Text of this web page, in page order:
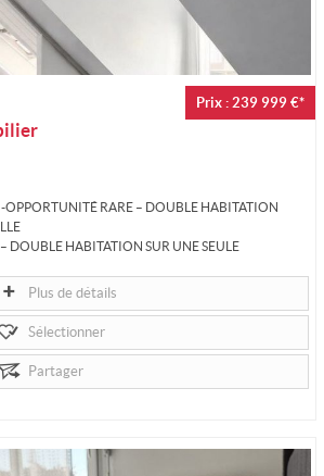
Prix : 239 999 €*
OPPORTUNITÉ RARE – DOUBLE HABITATION
DOUBLE HABITATION SUR UNE SEULE
UNIQUE
Plus de détails
Sélectionner
Partager